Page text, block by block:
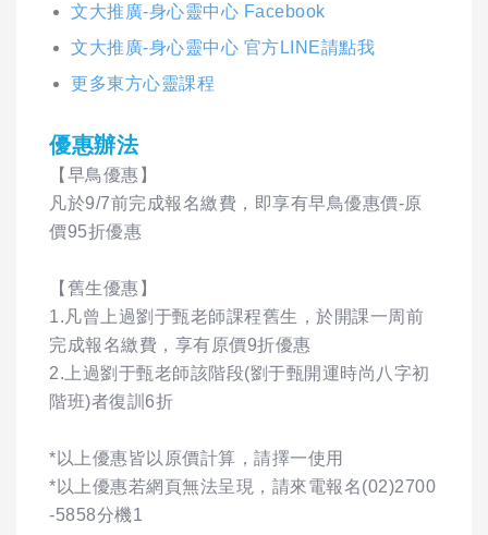
文大推廣-身心靈中心 Facebook
文大推廣-身心靈中心 官方LINE請點我
更多東方心靈課程
優惠辦法
【早鳥優惠】
凡於9/7前完成報名繳費，即享有早鳥優惠價-原
價95折優惠
【舊生優惠】
1.凡曾上過劉于甄老師課程舊生，於開課一周前
完成報名繳費，享有原價9折優惠
2.上過劉于甄老師該階段(劉于甄開運時尚八字初
階班)者復訓6折
*以上優惠皆以原價計算，請擇一使用
*以上優惠若網頁無法呈現，請來電報名(02)2700
-5858分機1